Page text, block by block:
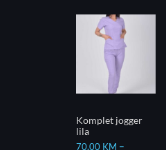
Komplet jogger
lila
70,00 KM –